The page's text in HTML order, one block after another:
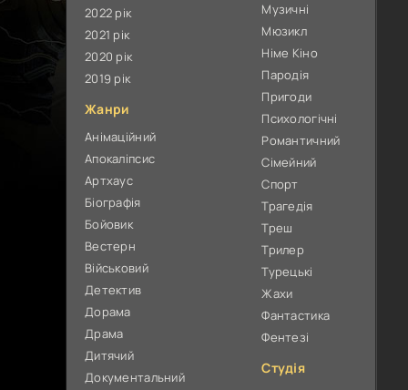
2022 рік
2021 рік
2020 рік
2019 рік
Жанри
Анімаційний
Апокаліпсис
Артхаус
Біографія
Бойовик
Вестерн
Військовий
Детектив
Дорама
Драма
Дитячий
Документальний
Музичні
Мюзикл
Німе Кіно
Пародія
Пригоди
Психологічні
Романтичний
Сімейний
Спорт
Трагедія
Треш
Трилер
Турецькі
Жахи
Фантастика
Фентезі
Студія